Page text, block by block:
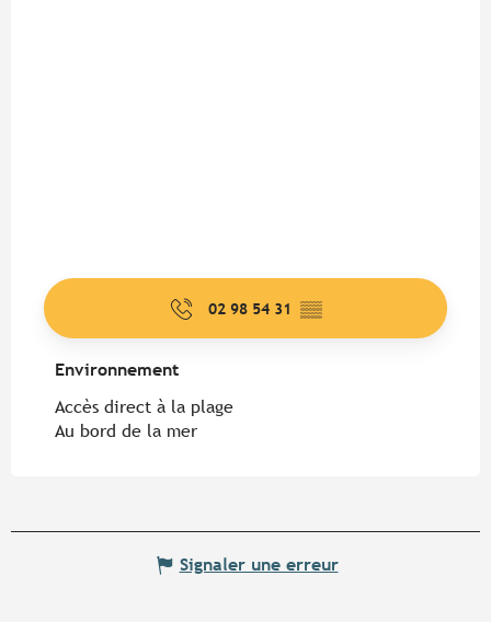
02 98 54 31 ▒▒
Environnement
Environnement
Accès direct à la plage
Au bord de la mer
Signaler une erreur